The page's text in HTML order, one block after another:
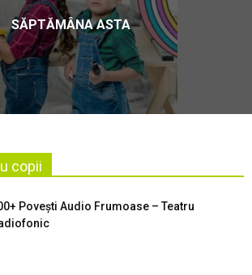
SĂPTĂMÂNA ASTA
copii
Povești Audio Frumoase – Teatru